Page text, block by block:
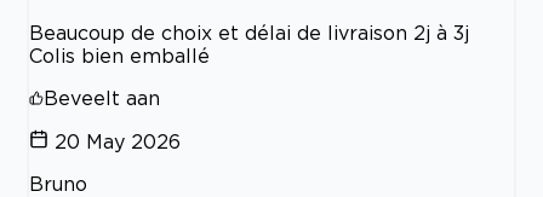
Beaucoup de choix et délai de livraison 2j à 3j
Colis bien emballé
Beveelt aan
20 May 2026
Bruno